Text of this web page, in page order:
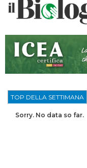
TOP DELLA SETTIMANA
Sorry. No data so far.